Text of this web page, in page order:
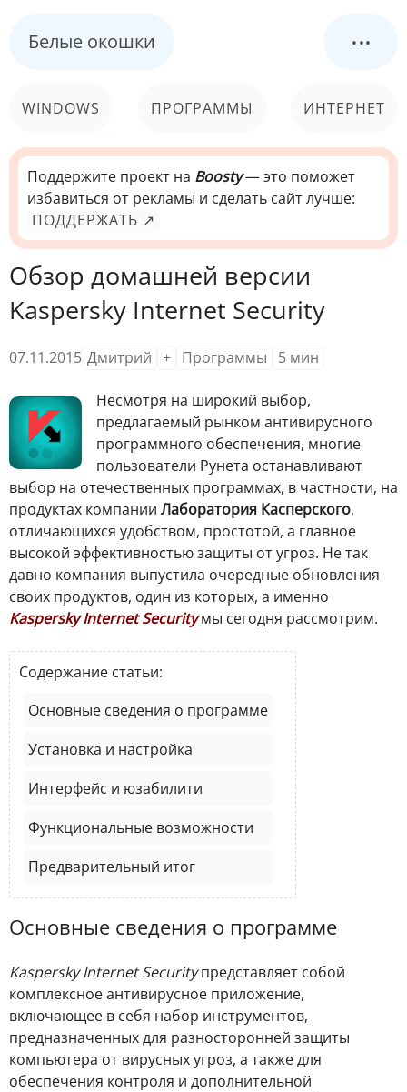
Белые окошки ...
WINDOWS ПРОГРАММЫ ИНТЕРНЕТ
КОМПЬЮТЕР
СИСТЕМА
Поддержите проект на Boosty— это поможет
избавиться от рекламы и сделать сайт лучше:
ПОДДЕРЖАТЬ ↗
Обзор домашней версии
Kaspersky Internet Security
07.11.2015 Дмитрий + Программы 5 мин
Несмотря на широкий выбор,
предлагаемый рынком антивирусного
программного обеспечения, многие
пользователи Рунета останавливают
выбор на отечественных программах, в частности, на
продуктах компании Лаборатория Касперского,
отличающихся удобством, простотой, а главное
высокой эффективностью защиты от угроз. Не так
давно компания выпустила очередные обновления
своих продуктов, один из которых, а именно
Kaspersky Internet Securityмы сегодня рассмотрим.
Содержание статьи:
Основные сведения о программе
Установка и настройка
Интерфейс и юзабилити
Функциональные возможности
Предварительный итог
Основные сведения о программе
Kaspersky Internet Securityпредставляет собой
комплексное антивирусное приложение,
включающее в себя набор инструментов,
предназначенных для разносторонней защиты
компьютера от вирусных угроз, а также для
обеспечения контроля и дополнительной